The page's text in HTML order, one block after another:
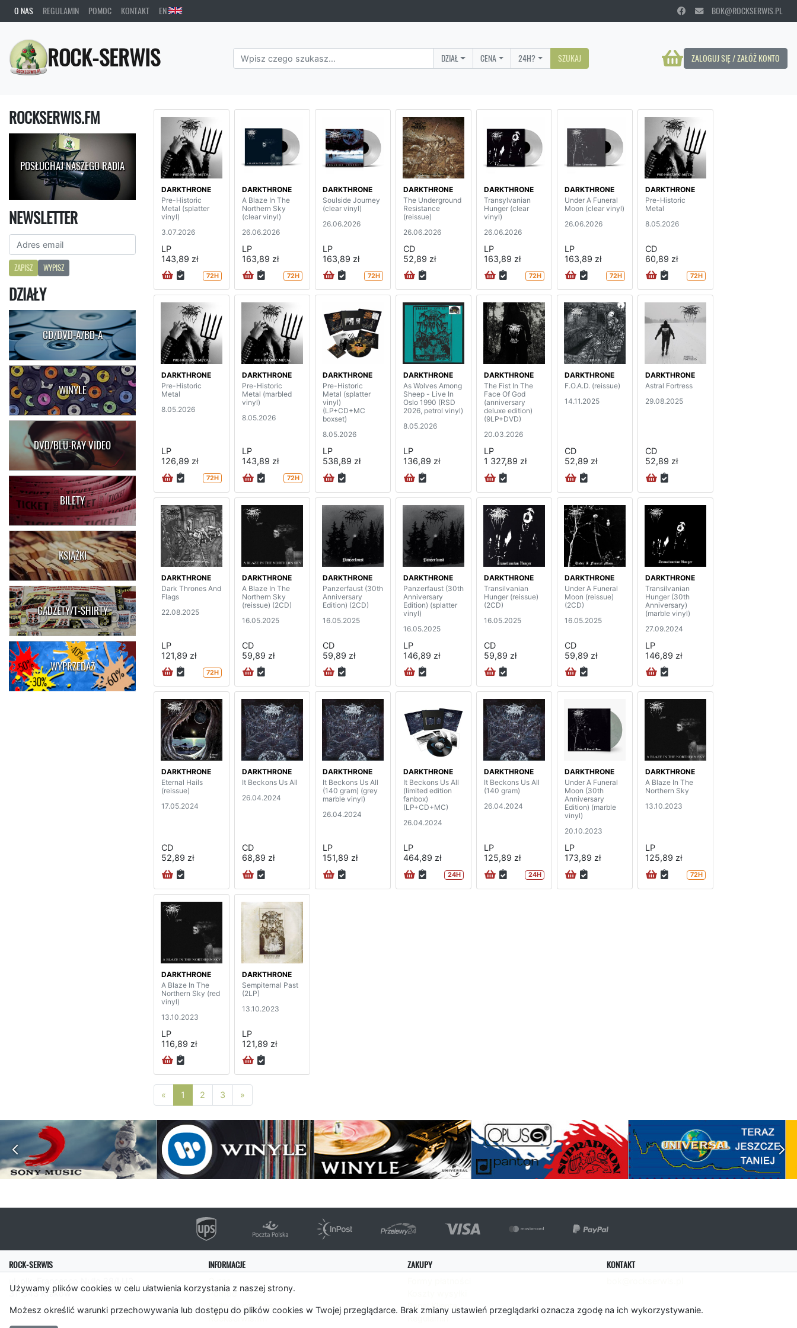
Używamy plików cookies w celu ułatwienia korzystania z naszej strony.
Możesz określić warunki przechowywania lub dostępu do plików cookies w Twojej przeglądarce. Brak zmiany ustawień przeglądarki oznacza zgodę na ich wykorzystywanie.
O NAS REGULAMIN POMOC KONTAKT EN BOK@ROCKSERWIS.PL
ROCK-SERWIS ZALOGUJ SIĘ / ZAŁÓŻ KONTO
DZIAŁ CENA 24H? SZUKAJ
ROCKSERWIS.FM
POSŁUCHAJ NASZEGO RADIA
NEWSLETTER
ZAPISZ WYPISZ
DZIAŁY
CD/DVD-A/BD-A
WINYLE
DVD/BLU-RAY VIDEO
BILETY
KSIĄŻKI
GADŻETY/T-SHIRTY
WYPRZEDAŻ
DARKTHRONE
Pre-Historic
Metal (splatter
vinyl)
3.07.2026
LP
143,89 zł
72H
DARKTHRONE
A Blaze In The
Northern Sky
(clear vinyl)
26.06.2026
LP
163,89 zł
72H
DARKTHRONE
Soulside Journey
(clear vinyl)
26.06.2026
LP
163,89 zł
72H
DARKTHRONE
The Underground
Resistance
(reissue)
26.06.2026
CD
52,89 zł
DARKTHRONE
Transylvanian
Hunger (clear
vinyl)
26.06.2026
LP
163,89 zł
72H
DARKTHRONE
Under A Funeral
Moon (clear vinyl)
26.06.2026
LP
163,89 zł
72H
DARKTHRONE
Pre-Historic
Metal
8.05.2026
CD
60,89 zł
72H
DARKTHRONE
Pre-Historic
Metal
8.05.2026
LP
126,89 zł
72H
DARKTHRONE
Pre-Historic
Metal (marbled
vinyl)
8.05.2026
LP
143,89 zł
72H
DARKTHRONE
Pre-Historic
Metal (splatter
vinyl)
(LP+CD+MC
boxset)
8.05.2026
LP
538,89 zł
DARKTHRONE
As Wolves Among
Sheep - Live In
Oslo 1990 (RSD
2026, petrol vinyl)
8.05.2026
LP
136,89 zł
DARKTHRONE
The Fist In The
Face Of God
(anniversary
deluxe edition)
(9LP+DVD)
20.03.2026
LP
1 327,89 zł
DARKTHRONE
F.O.A.D. (reissue)
14.11.2025
CD
52,89 zł
DARKTHRONE
Astral Fortress
29.08.2025
CD
52,89 zł
DARKTHRONE
Dark Thrones And
Flags
22.08.2025
LP
121,89 zł
72H
DARKTHRONE
A Blaze In The
Northern Sky
(reissue) (2CD)
16.05.2025
CD
59,89 zł
DARKTHRONE
Panzerfaust (30th
Anniversary
Edition) (2CD)
16.05.2025
CD
59,89 zł
DARKTHRONE
Panzerfaust (30th
Anniversary
Edition) (splatter
vinyl)
16.05.2025
LP
146,89 zł
DARKTHRONE
Transilvanian
Hunger (reissue)
(2CD)
16.05.2025
CD
59,89 zł
DARKTHRONE
Under A Funeral
Moon (reissue)
(2CD)
16.05.2025
CD
59,89 zł
DARKTHRONE
Transilvanian
Hunger (30th
Anniversary)
(marble vinyl)
27.09.2024
LP
146,89 zł
DARKTHRONE
Eternal Hails
(reissue)
17.05.2024
CD
52,89 zł
DARKTHRONE
It Beckons Us All
26.04.2024
CD
68,89 zł
DARKTHRONE
It Beckons Us All
(140 gram) (grey
marble vinyl)
26.04.2024
LP
151,89 zł
DARKTHRONE
It Beckons Us All
(limited edition
fanbox)
(LP+CD+MC)
26.04.2024
LP
464,89 zł
24H
DARKTHRONE
It Beckons Us All
(140 gram)
26.04.2024
LP
125,89 zł
24H
DARKTHRONE
Under A Funeral
Moon (30th
Anniversary
Edition) (marble
vinyl)
20.10.2023
LP
173,89 zł
DARKTHRONE
A Blaze In The
Northern Sky
13.10.2023
LP
125,89 zł
72H
DARKTHRONE
A Blaze In The
Northern Sky (red
vinyl)
13.10.2023
LP
116,89 zł
DARKTHRONE
Sempiternal Past
(2LP)
13.10.2023
LP
121,89 zł
« Poprzednia strona
1 2 3 »
ROCK-SERWIS
31-543 Kraków
INFORMACJE
Pomoc
Polityka cookies
ZAKUPY
Panel Klienta
KONTAKT